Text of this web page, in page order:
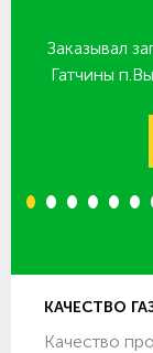
Заказывал
Гатчины
1 2 3 4 5 6
КАЧЕСТВО
Качество